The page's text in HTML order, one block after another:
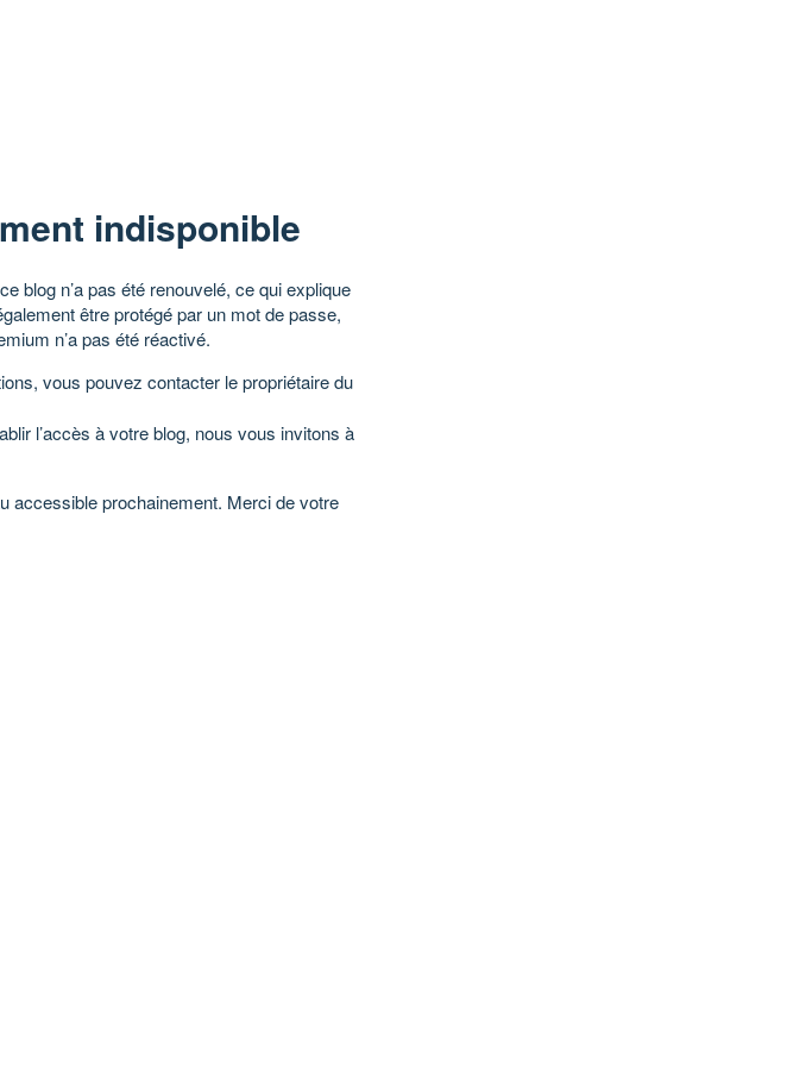
indisponible
blog n’a pas été renouvelé, ce qui explique
être protégé par un mot de passe,
n’a pas été réactivé.
vous pouvez contacter le propriétaire du
l’accès à votre blog, nous vous invitons à
accessible prochainement. Merci de votre